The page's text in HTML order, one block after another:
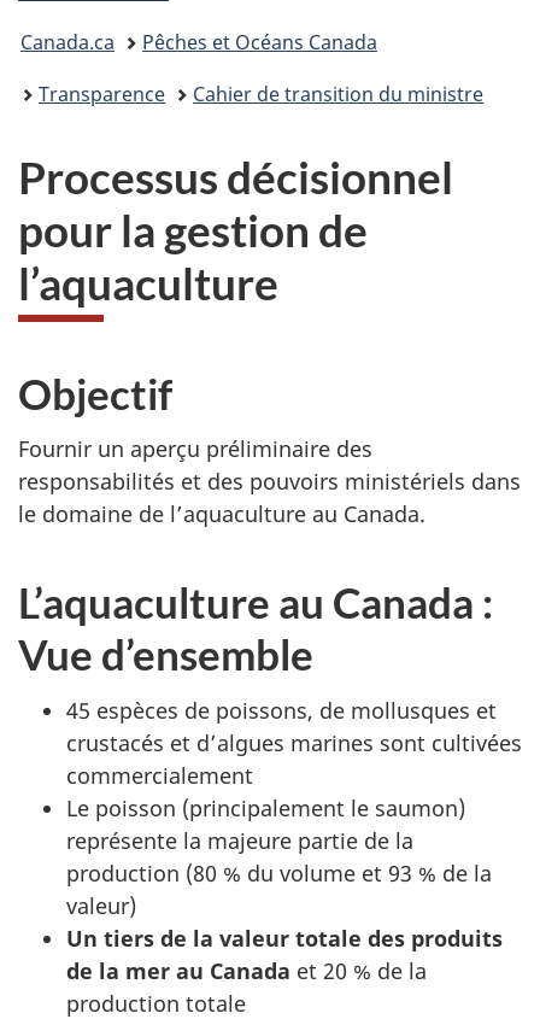
Vous
êtes
Canada.ca
Pêches et Océans Canada
Transparence
Cahier de transition du ministre
Processus décisionnel
pour la gestion de
l’aquaculture
Objectif
Fournir un aperçu préliminaire des
responsabilités et des pouvoirs ministériels dans
le domaine de l’aquaculture au Canada.
L’aquaculture au Canada :
Vue d’ensemble
45 espèces de poissons, de mollusques et
crustacés et d’algues marines sont cultivées
commercialement
Le poisson (principalement le saumon)
représente la majeure partie de la
production (80 % du volume et 93 % de la
valeur)
Un tiers de la valeur totale des produits
de la mer au Canada et 20 % de la
production totale